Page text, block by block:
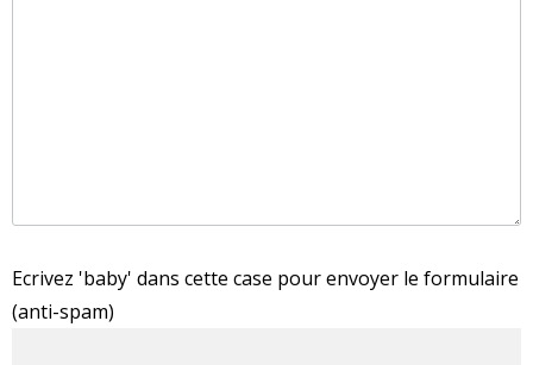
Ecrivez 'baby' dans cette case pour envoyer le formulaire
(anti-spam)